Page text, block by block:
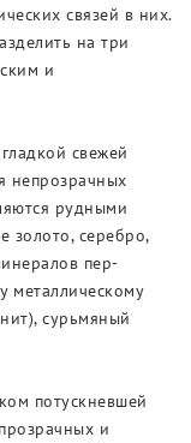
связей в них.
на три
и
свежей
непрозрачных
рудными
золото, серебро,
пер-
металлическому
сурьмяный
потускневшей
и